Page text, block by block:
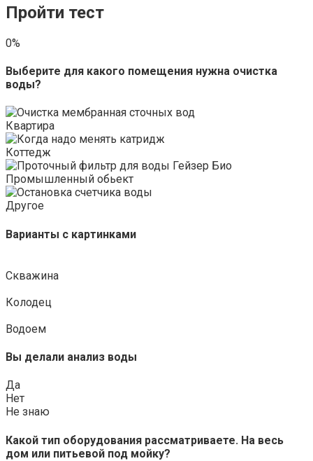
Пройти тест
0%
Выберите для какого помещения нужна очистка
воды?
Квартира
Коттедж
Промышленный обьект
Другое
Варианты с картинками
Скважина
Колодец
Водоем
Вы делали анализ воды
Да
Нет
Не знаю
Какой тип оборудования рассматриваете. На весь
дом или питьевой под мойку?